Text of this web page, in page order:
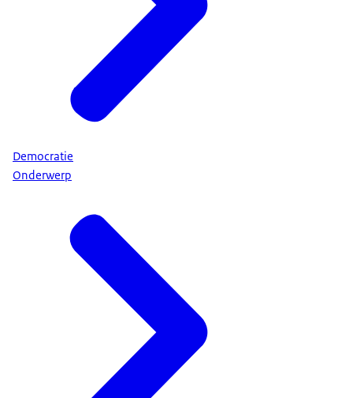
Democratie
Onderwerp